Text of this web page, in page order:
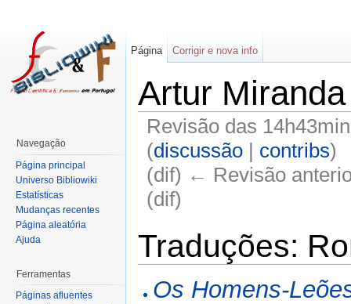
Artur
Revisão das
(discussão| contribs)
(dif) ← Revisão
(dif)
Traduções:
Os Homens-
Página Corrigir e nova info
Navegação
Página principal
Universo Bibliowiki
Estatísticas
Mudanças recentes
Página aleatória
Ajuda
Ferramentas
Páginas afluentes